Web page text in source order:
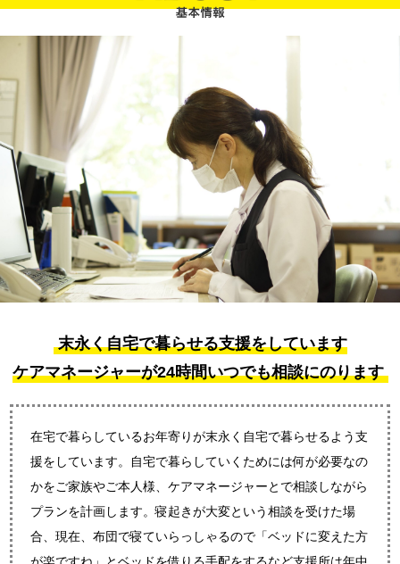
末永く自宅で暮らせる支援をしています
ケアマネージャーが24時間いつでも相談にのります
在宅で暮らしているお年寄りが末永く自宅で暮らせるよう支
援をしています。自宅で暮らしていくためには何が必要なの
かをご家族やご本人様、ケアマネージャーとで相談しながら
プランを計画します。寝起きが大変という相談を受けた場
合、現在、布団で寝ていらっしゃるので「ベッドに変えた方